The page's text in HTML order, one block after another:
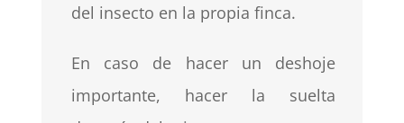
del insecto en la propia finca.
En caso de hacer un deshoje
importante, hacer la suelta